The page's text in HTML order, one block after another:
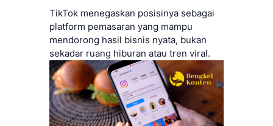
TikTok menegaskan posisinya sebagai
platform pemasaran yang mampu
mendorong hasil bisnis nyata, bukan
sekadar ruang hiburan atau tren viral.